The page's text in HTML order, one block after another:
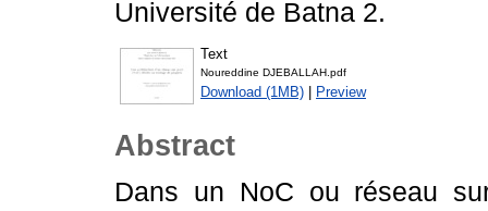
Université de Batna 2.
Text
Noureddine DJEBALLAH.pdf
Download (1MB) | Preview
Abstract
Dans un NoC ou réseau